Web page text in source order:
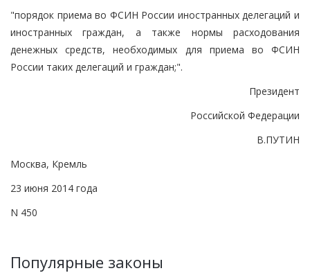
"порядок приема во ФСИН России иностранных делегаций и
иностранных граждан, а также нормы расходования
денежных средств, необходимых для приема во ФСИН
России таких делегаций и граждан;".
Президент
Российской Федерации
В.ПУТИН
Москва, Кремль
23 июня 2014 года
N 450
Популярные законы